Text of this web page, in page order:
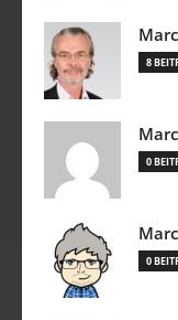
8
0
0